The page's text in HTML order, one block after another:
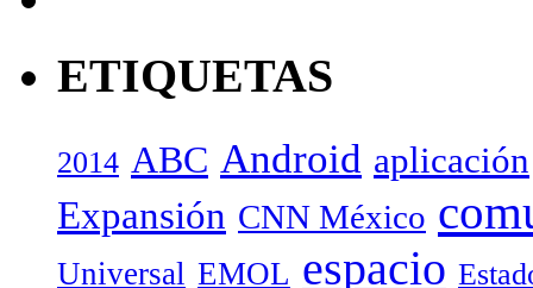
ETIQUETAS
2014 ABC Android aplicación
Expansión CNN México
Universal EMOL espacio